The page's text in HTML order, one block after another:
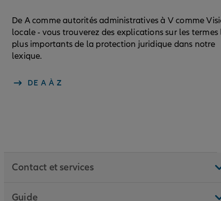
De A comme autorités administratives à V comme
locale - vous trouverez des explications sur les termes
plus importants de la protection juridique dans notre
lexique.
DE A À Z
Contact et services
Guide